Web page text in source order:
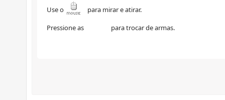
Use o
para mirar e atirar.
Pressione as
para trocar de armas.